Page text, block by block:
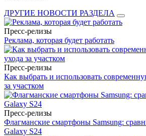
ДРУГИЕ НОВОСТИ РАЗДЕЛА
Пресс-релизы
Реклама, которая будет работать
Пресс-релизы
Как выбрать и использовать
за участком
Пресс-релизы
Флагманские смартфоны Samsung:
Galaxy S24